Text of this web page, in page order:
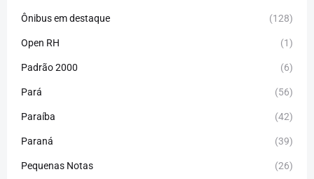
Ônibus em destaque (128)
Open RH (1)
Padrão 2000 (6)
Pará (56)
Paraíba (42)
Paraná (39)
Pequenas Notas (26)